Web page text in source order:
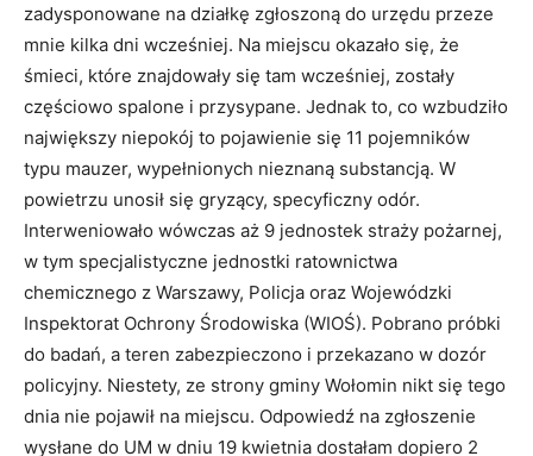
zadysponowane na działkę zgłoszoną do urzędu przeze
mnie kilka dni wcześniej. Na miejscu okazało się, że
śmieci, które znajdowały się tam wcześniej, zostały
częściowo spalone i przysypane. Jednak to, co wzbudziło
największy niepokój to pojawienie się 11 pojemników
typu mauzer, wypełnionych nieznaną substancją. W
powietrzu unosił się gryzący, specyficzny odór.
Interweniowało wówczas aż 9 jednostek straży pożarnej,
w tym specjalistyczne jednostki ratownictwa
chemicznego z Warszawy, Policja oraz Wojewódzki
Inspektorat Ochrony Środowiska (WIOŚ). Pobrano próbki
do badań, a teren zabezpieczono i przekazano w dozór
policyjny. Niestety, ze strony gminy Wołomin nikt się tego
dnia nie pojawił na miejscu. Odpowiedź na zgłoszenie
wysłane do UM w dniu 19 kwietnia dostałam dopiero 2